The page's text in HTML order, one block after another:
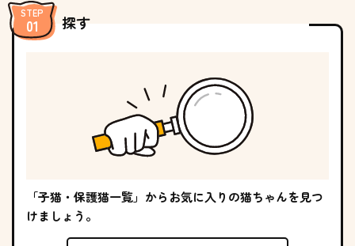
探す
「子猫・保護猫一覧」からお気に入りの猫ちゃんを見つ
けましょう。